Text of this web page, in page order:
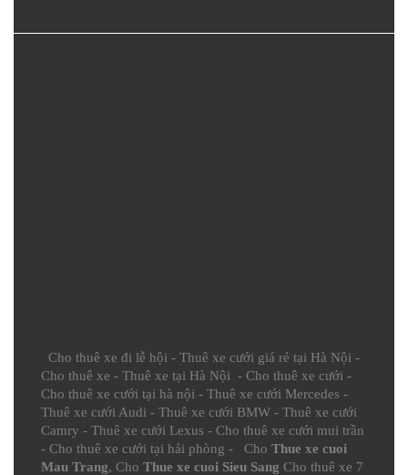
Cho thuê xe đi lễ hội - Thuê xe cưới giá rẻ tại Hà Nội -
Cho thuê xe - Thuê xe tại Hà Nội - Cho thuê xe cưới -
Cho thuê xe cưới tại hà nội - Thuê xe cưới Mercedes -
Thuê xe cưới Audi - Thuê xe cưới BMW - Thuê xe cưới
Camry - Thuê xe cưới Lexus - Cho thuê xe cưới mui trần
- Cho thuê xe cưới tại hải phòng - Cho Thue xe cuoi
Mau Trang, Cho Thue xe cuoi Sieu Sang Cho thuê xe 7